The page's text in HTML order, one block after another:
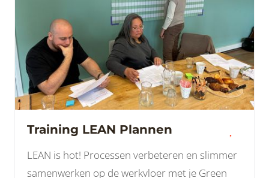
Training LEAN Plannen
LEAN is hot! Processen verbeteren en slimmer
samenwerken op de werkvloer met je Green